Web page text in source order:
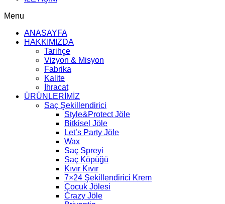
Menu
ANASAYFA
HAKKIMIZDA
Tarihçe
Vizyon & Misyon
Fabrika
Kalite
İhracat
ÜRÜNLERİMİZ
Saç Şekillendirici
Style&Protect Jöle
Bitkisel Jöle
Let’s Party Jöle
Wax
Saç Spreyi
Saç Köpüğü
Kıvır Kıvır
7×24 Şekillendirici Krem
Çocuk Jölesi
Crazy Jöle